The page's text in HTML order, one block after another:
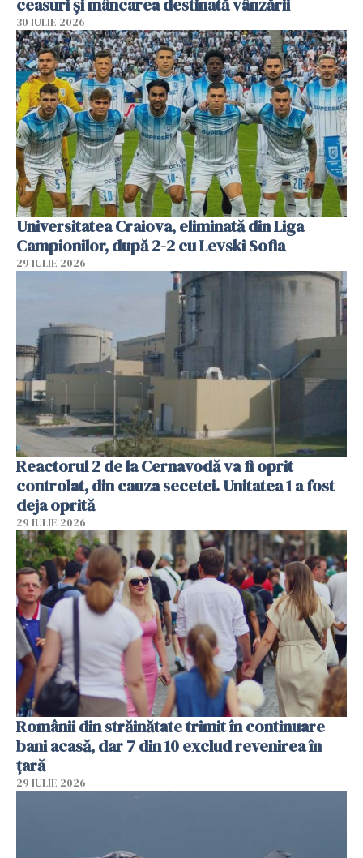
ceasuri și mâncarea destinată vânzării
30 IULIE 2026
Universitatea Craiova, eliminată din Liga
Campionilor, după 2-2 cu Levski Sofia
29 IULIE 2026
Reactorul 2 de la Cernavodă va fi oprit
controlat, din cauza secetei. Unitatea 1 a fost
deja oprită
29 IULIE 2026
Românii din străinătate trimit în continuare
bani acasă, dar 7 din 10 exclud revenirea în
țară
29 IULIE 2026